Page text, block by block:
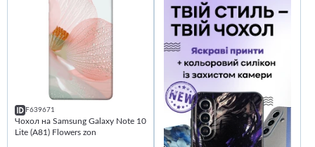
F639671
Чохол на Samsung Galaxy Note 10
Lite (A81) Flowers zon